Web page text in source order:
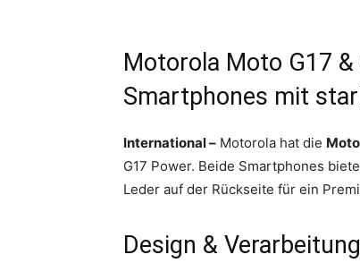
Motorola Moto G17
Smartphones mit
International – Motorola hat die
G17 Power. Beide Smartphones
Leder auf der Rückseite für ein
Design & Verarbeitung